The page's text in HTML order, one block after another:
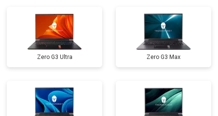
Замена микрофона от 2600 ₽ Заказать
Замена оперативной памяти от 1100 ₽ Заказать
Прошивка BIOS от 1500 ₽
Zero G3 Ultra Zero G3 Max